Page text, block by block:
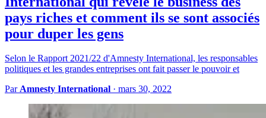
pays riches et comment ils se sont associés
pour duper les gens
Selon le Rapport 2021/22 d'Amnesty International, les responsables
politiques et les grandes entreprises ont fait passer le pouvoir et
ParAmnesty International · mars 30, 2022